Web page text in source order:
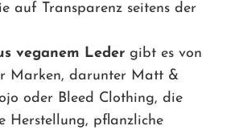
auf Transparenz seitens der
veganem Leder gibt es von
Marken, darunter Matt &
oder Bleed Clothing, die
Herstellung, pflanzliche